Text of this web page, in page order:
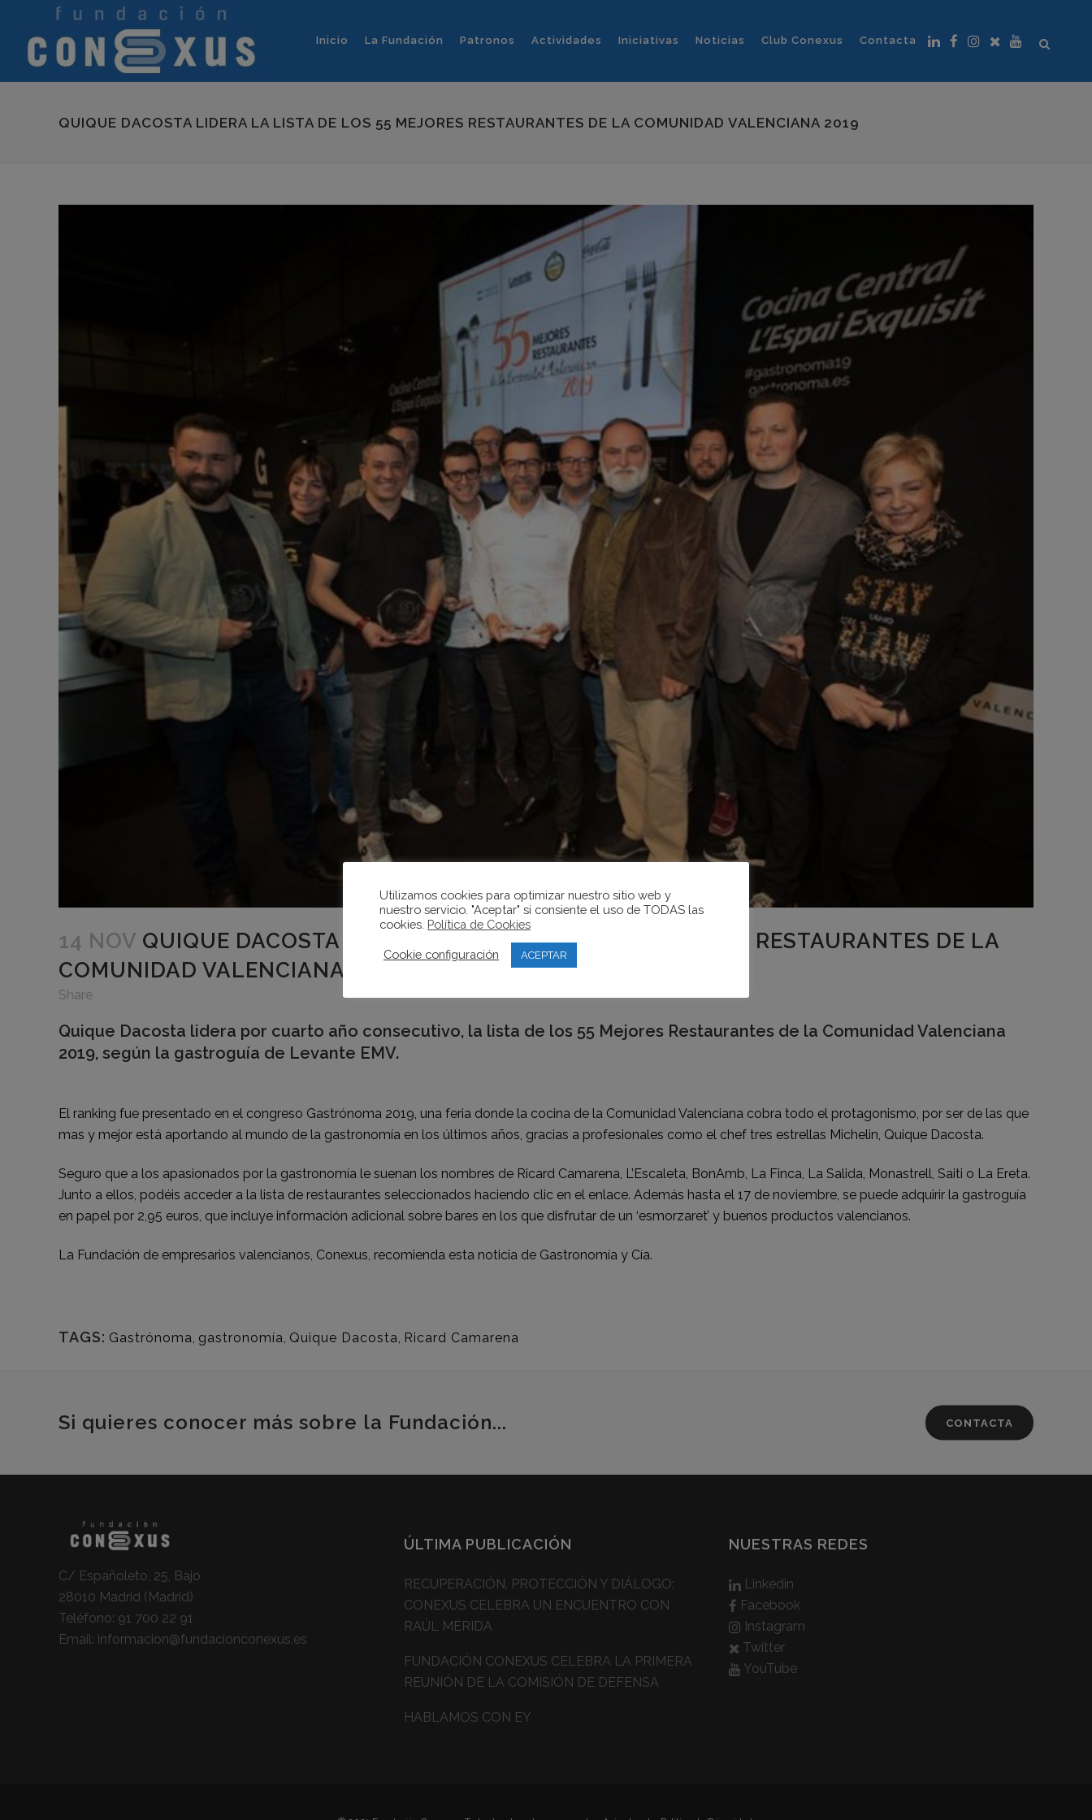
Inicio La Fundación Patronos Actividades Iniciativas Noticias Club Conexus Contacta
QUIQUE DACOSTA LIDERA LA LISTA DE LOS 55 MEJORES RESTAURANTES DE LA COMUNIDAD VALENCIANA 2019
14 NOV QUIQUE DACOSTA LIDERA LA LISTA DE LOS 55 MEJORES RESTAURANTES DE LA
COMUNIDAD VALENCIANA 2019
Share
Quique Dacosta lidera por cuarto año consecutivo, la lista de los 55 Mejores Restaurantes de la Comunidad Valenciana
2019, según la gastroguía de Levante EMV.
El ranking fue presentado en el congreso Gastrónoma 2019, una feria donde la cocina de la Comunidad Valenciana cobra todo el protagonismo, por ser de las que
mas y mejor está aportando al mundo de la gastronomía en los últimos años, gracias a profesionales como el chef tres estrellas Michelin, Quique Dacosta.
Seguro que a los apasionados por la gastronomía le suenan los nombres de Ricard Camarena, L’Escaleta, BonAmb, La Finca, La Salida, Monastrell, Saiti o La Ereta.
Junto a ellos, podéis acceder a la lista de restaurantes seleccionados haciendo clic en el enlace. Además hasta el 17 de noviembre, se puede adquirir la gastroguía
en papel por 2,95 euros, que incluye información adicional sobre bares en los que disfrutar de un ‘esmorzaret’ y buenos productos valencianos.
La Fundación de empresarios valencianos, Conexus, recomienda esta noticia de Gastronomía y Cía.
TAGS: Gastrónoma gastronomía Quique Dacosta Ricard Camarena
Si quieres conocer más sobre la Fundación... CONTACTA
C/ Españoleto, 25, Bajo
28010 Madrid (Madrid)
Teléfono: 91 700 22 91
Email: informacion@fundacionconexus.es
ÚLTIMA PUBLICACIÓN
RECUPERACIÓN, PROTECCIÓN Y DIÁLOGO:
CONEXUS CELEBRA UN ENCUENTRO CON
RAÚL MÉRIDA
FUNDACIÓN CONEXUS CELEBRA LA PRIMERA
REUNIÓN DE LA COMISIÓN DE DEFENSA
HABLAMOS CON EY
NUESTRAS REDES
Linkedin
Facebook
Instagram
Twitter
YouTube
Utilizamos cookies para optimizar nuestro sitio web y
nuestro servicio. "Aceptar" si consiente el uso de TODAS las
cookies. Política de Cookies
Cookie configuración ACEPTAR